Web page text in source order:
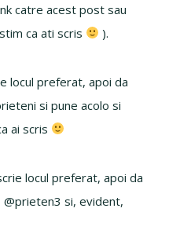
catre acest post sau
ca ati scris
).
locul preferat, apoi da
si pune acolo si
ai scris
locul preferat, apoi da
si, evident,